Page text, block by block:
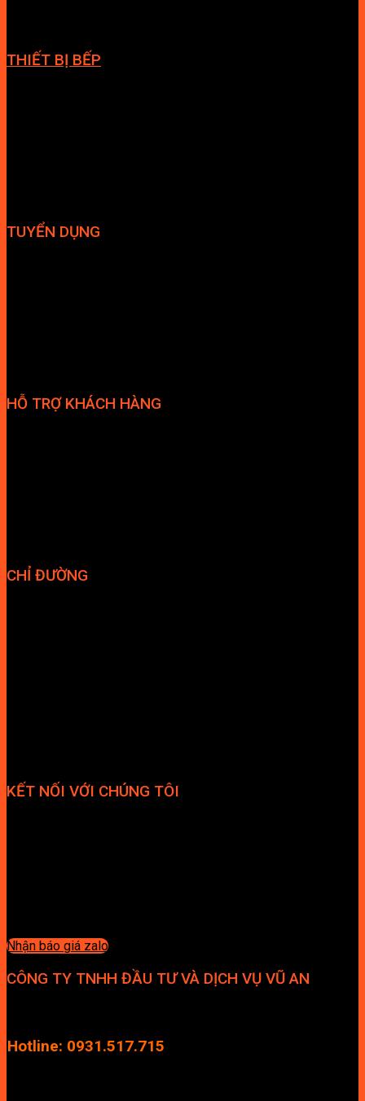
THIẾT BỊ BẾP
TUYỂN DỤNG
HỖ TRỢ KHÁCH HÀNG
CHỈ ĐƯỜNG
KẾT NỐI VỚI CHÚNG TÔI
Nhận báo giá zalo
CÔNG TY TNHH ĐẦU TƯ VÀ DỊCH VỤ VŨ AN
Hotline: 0931.517.715